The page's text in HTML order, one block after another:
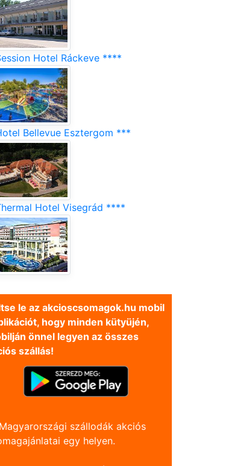
Hotel Ráckeve ****
Bellevue Esztergom ***
Hotel Visegrád ****
le az akcioscsomagok.hu mobil
hogy minden kütyüjén,
önnel legyen az összes
szállás!
Magyarországi szállodák akciós
egy helyen.